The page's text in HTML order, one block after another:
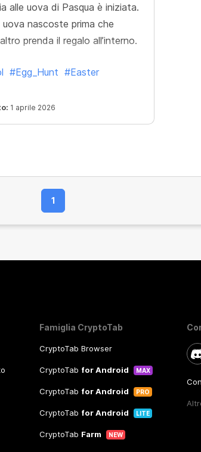
alle uova di Pasqua è iniziata.
uova nascoste prima che
prenda il regalo all’interno.
#Egg_Hunt #Easter
1 aprile 2026
1
Famiglia CryptoTab
CryptoTab Browser
CryptoTab for Android MAX
CryptoTab for Android PRO
CryptoTab for Android LITE
CryptoTab Farm NEW